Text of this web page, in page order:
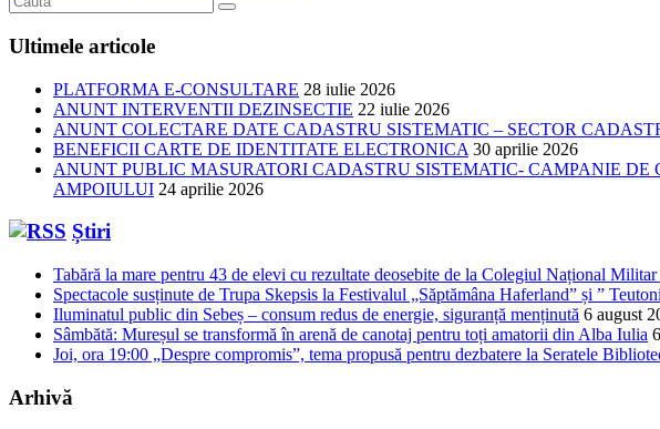
Ultimele articole
PLATFORMA E-CONSULTARE 28 iulie 2026
ANUNT INTERVENTII DEZINSECTIE 22 iulie 2026
ANUNT COLECTARE DATE CADASTRU SISTEMATIC – SECTOR
BENEFICII CARTE DE IDENTITATE ELECTRONICA 30 aprilie 2026
ANUNT PUBLIC MASURATORI CADASTRU SISTEMATIC- CAMPANIE DE
AMPOIULUI 24 aprilie 2026
Știri
Tabără la mare pentru 43 de elevi cu rezultate deosebite de la Colegiul Național
Spectacole susținute de Trupa Skepsis la Festivalul „Săptămâna Haferland” și ”
Iluminatul public din Sebeș – consum redus de energie, siguranță menținută 6 august
Sâmbătă: Mureșul se transformă în arenă de canotaj pentru toți amatorii din Alba Iulia
Joi, ora 19:00 „Despre compromis”, tema propusă pentru dezbatere la Seratele
Arhivă